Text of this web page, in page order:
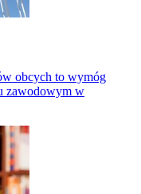
obcych to wymóg
zawodowym w